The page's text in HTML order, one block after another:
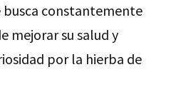
busca constantemente
mejorar su salud y
por la hierba de